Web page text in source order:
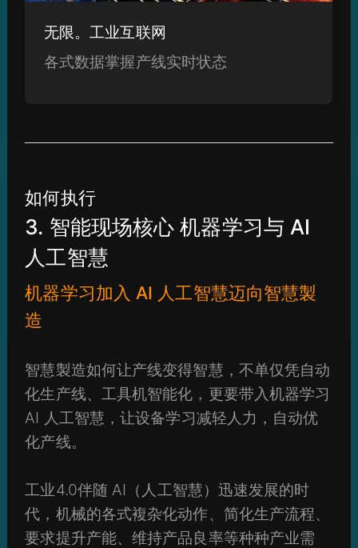
无限。工业互联网
各式数据掌握产线实时状态
如何执行
3. 智能现场核心 机器学习与 AI
人工智慧
机器学习加入 AI 人工智慧迈向智慧製
造
智慧製造如何让产线变得智慧，不单仅凭自动
化生产线、工具机智能化，更要带入机器学习
AI 人工智慧，让设备学习减轻人力，自动优
化产线。
工业4.0伴随 AI（人工智慧）迅速发展的时
代，机械的各式複杂化动作、简化生产流程、
要求提升产能、维持产品良率等种种产业需